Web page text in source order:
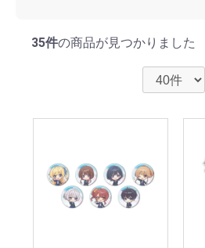
35件の商品が見つかりました